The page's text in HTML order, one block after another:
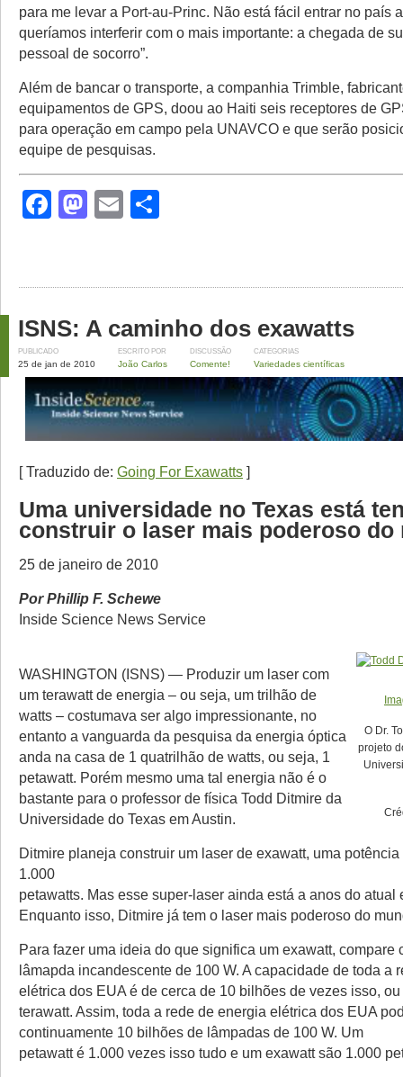
para me levar a Port-au-Princ. Não está fácil entrar no país
queríamos interferir com o mais importante: a chegada de
pessoal de socorro”.
Além de bancar o transporte, a companhia Trimble,
equipamentos de GPS, doou ao Haiti seis receptores de
para operação em campo pela UNAVCO e que serão
equipe de pesquisas.
Facebook
Mastodon
Email
ISNS: A caminho dos exawatts
PUBLICADO
25 de jan de 2010
ESCRITO POR
João Carlos
DISCUSSÃO
Comente!
CATEGORIAS
Variedades científicas
[ Traduzido de: Going For Exawatts ]
Uma universidade no Texas está
construir o laser mais poderoso do
25 de janeiro de 2010
Por Phillip F. Schewe
Inside Science News Service
O Dr.
projeto
WASHINGTON (ISNS) — Produzir um laser com
um terawatt de energia – ou seja, um trilhão de
watts – costumava ser algo impressionante, no
entanto a vanguarda da pesquisa da energia óptica
anda na casa de 1 quatrilhão de watts, ou seja, 1
petawatt. Porém mesmo uma tal energia não é o
bastante para o professor de física Todd Ditmire da
Universidade do Texas em Austin.
Ditmire planeja construir um laser de exawatt, uma
1.000
petawatts. Mas esse super-laser ainda está a anos do atual
Enquanto isso, Ditmire já tem o laser mais poderoso do
Para fazer uma ideia do que significa um exawatt, compare
lâmapda incandescente de 100 W. A capacidade de toda a
elétrica dos EUA é de cerca de 10 bilhões de vezes isso,
terawatt. Assim, toda a rede de energia elétrica dos EUA
continuamente 10 bilhões de lâmpadas de 100 W. Um
petawatt é 1.000 vezes isso tudo e um exawatt são 1.000